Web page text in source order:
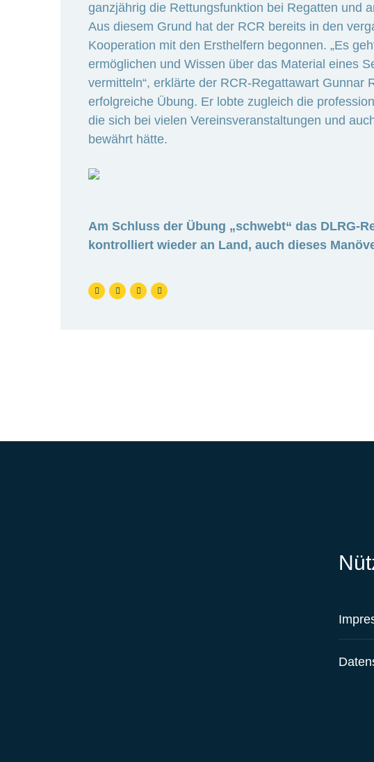
ganzjährig die Rettungsfunktion bei Regatten und
Aus diesem Grund hat der RCR bereits in den
Kooperation mit den Ersthelfern begonnen. „Es
ermöglichen und Wissen über das Material eines
vermitteln“, erklärte der RCR-Regattawart Gunnar
erfolgreiche Übung. Er lobte zugleich die
die sich bei vielen Vereinsveranstaltungen und
bewährt hätte.
Am Schluss der Übung „schwebt“ das DLRG-
kontrolliert wieder an Land, auch dieses